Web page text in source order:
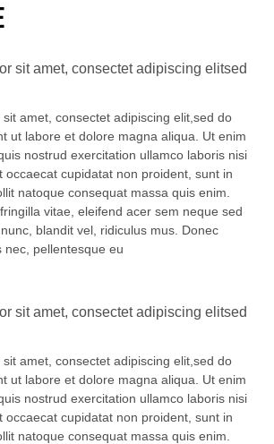
sit amet, consectet adipiscing elitsed
amet, consectet adipiscing elit,sed do
ut labore et dolore magna aliqua. Ut enim
nostrud exercitation ullamco laboris nisi
occaecat cupidatat non proident, sunt in
natoque consequat massa quis enim.
vitae, eleifend acer sem neque sed
blandit vel, ridiculus mus. Donec
nec, pellentesque eu
sit amet, consectet adipiscing elitsed
amet, consectet adipiscing elit,sed do
ut labore et dolore magna aliqua. Ut enim
nostrud exercitation ullamco laboris nisi
occaecat cupidatat non proident, sunt in
natoque consequat massa quis enim.